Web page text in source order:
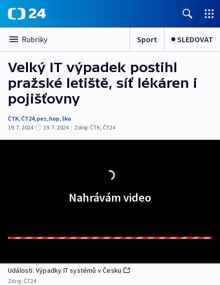
Rubriky Sport SLEDOVAT
Velký IT výpadek postihl
pražské letiště, síť lékáren i
pojišťovny
ČTK,ČT24,pez,hop, ško
19. 7. 2024
19. 7. 2024 | Zdroj: ČTK, ČT24
Nahrávám video
Události: Výpadky IT systémů v Česku
Zdroj: ČT24